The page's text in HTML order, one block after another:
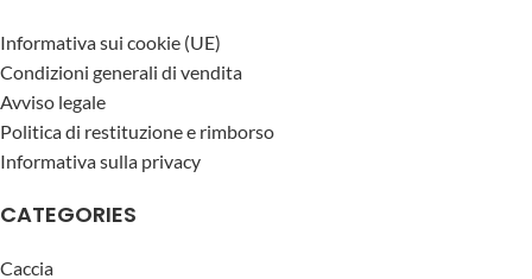
Informativa sui cookie (UE)
Condizioni generali di vendita
Avviso legale
Politica di restituzione e rimborso
Informativa sulla privacy
CATEGORIES
Caccia